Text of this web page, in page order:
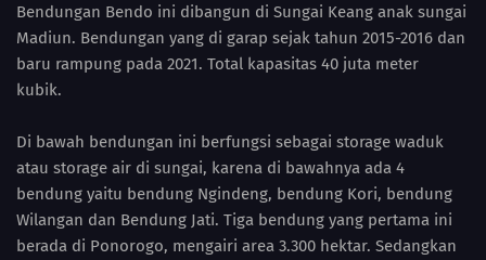
Bendungan Bendo ini dibangun di Sungai Keang anak sungai
Madiun. Bendungan yang di garap sejak tahun 2015-2016 dan
baru rampung pada 2021. Total kapasitas 40 juta meter
kubik.
Di bawah bendungan ini berfungsi sebagai storage waduk
atau storage air di sungai, karena di bawahnya ada 4
bendung yaitu bendung Ngindeng, bendung Kori, bendung
Wilangan dan Bendung Jati. Tiga bendung yang pertama ini
berada di Ponorogo, mengairi area 3.300 hektar. Sedangkan